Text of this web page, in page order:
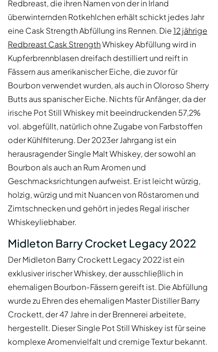
Redbreast, die ihren Namen von der in Irland
überwinternden Rotkehlchen erhält schickt jedes Jahr
eine Cask Strength Abfüllung ins Rennen. Die12 jährige
Redbreast Cask StrengthWhiskey Abfüllung wird in
Kupferbrennblasen dreifach destilliert und reift in
Fässern aus amerikanischer Eiche, die zuvor für
Bourbon verwendet wurden, als auch in Oloroso Sherry
Butts aus spanischer Eiche. Nichts für Anfänger, da der
irische Pot Still Whiskey mit beeindruckenden 57,2%
vol. abgefüllt, natürlich ohne Zugabe von Farbstoffen
oder Kühlfilterung. Der 2023er Jahrgang ist ein
herausragender Single Malt Whiskey, der sowohl an
Bourbon als auch an Rum Aromen und
Geschmacksrichtungen aufweist. Er ist leicht würzig,
holzig, würzig und mit Nuancen von Röstaromen und
Zimtschnecken und gehört in jedes Regal irischer
Whiskeyliebhaber.
Midleton Barry Crocket Legacy 2022
Der Midleton Barry Crockett Legacy 2022 ist ein
exklusiver irischer Whiskey, der ausschließlich in
ehemaligen Bourbon-Fässern gereift ist. Die Abfüllung
wurde zu Ehren des ehemaligen Master Distiller Barry
Crockett, der 47 Jahre in der Brennerei arbeitete,
hergestellt. Dieser Single Pot Still Whiskey ist für seine
komplexe Aromenvielfalt und cremige Textur bekannt.